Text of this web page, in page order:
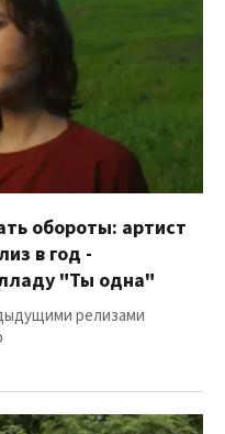
обороты: артист
в год -
"Ты одна"
релизами